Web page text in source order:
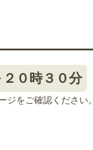
０時３０分
をご確認ください。